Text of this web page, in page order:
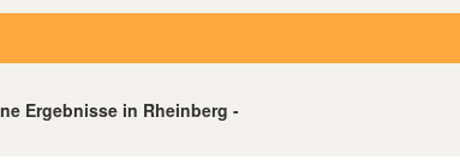
Ergebnisse in Rheinberg -